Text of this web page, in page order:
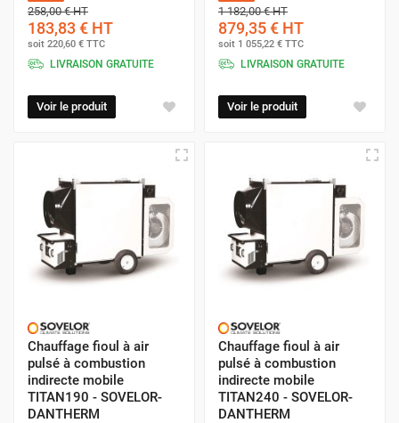
258,00 €HT
183,83 € HT
soit 220,60 € TTC
LIVRAISON GRATUITE
Voir le produit
1 182,00 €HT
879,35 € HT
soit 1 055,22 € TTC
LIVRAISON GRATUITE
Voir le produit
Chauffage fioul à air
pulsé à combustion
indirecte mobile
TITAN190 - SOVELOR-
DANTHERM
Chauffage fioul à air
pulsé à combustion
indirecte mobile
TITAN240 - SOVELOR-
DANTHERM